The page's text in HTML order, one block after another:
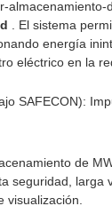
. El sistema
energía
eléctrico en la
de
seguridad, larga